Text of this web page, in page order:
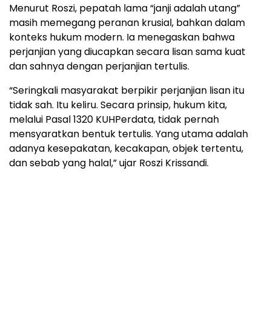
Menurut Roszi, pepatah lama “janji adalah utang”
masih memegang peranan krusial, bahkan dalam
konteks hukum modern. Ia menegaskan bahwa
perjanjian yang diucapkan secara lisan sama kuat
dan sahnya dengan perjanjian tertulis.
“Seringkali masyarakat berpikir perjanjian lisan itu
tidak sah. Itu keliru. Secara prinsip, hukum kita,
melalui Pasal 1320 KUHPerdata, tidak pernah
mensyaratkan bentuk tertulis. Yang utama adalah
adanya kesepakatan, kecakapan, objek tertentu,
dan sebab yang halal,” ujar Roszi Krissandi.